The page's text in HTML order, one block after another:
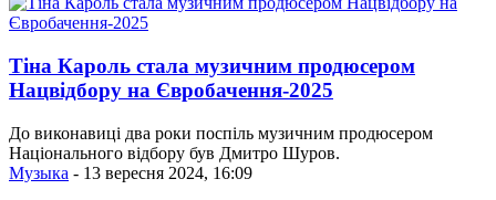
Тіна Кароль стала музичним продюсером
Нацвідбору на Євробачення-2025
До виконавиці два роки поспіль музичним продюсером
Національного відбору був Дмитро Шуров.
Музыка - 13 вересня 2024, 16:09